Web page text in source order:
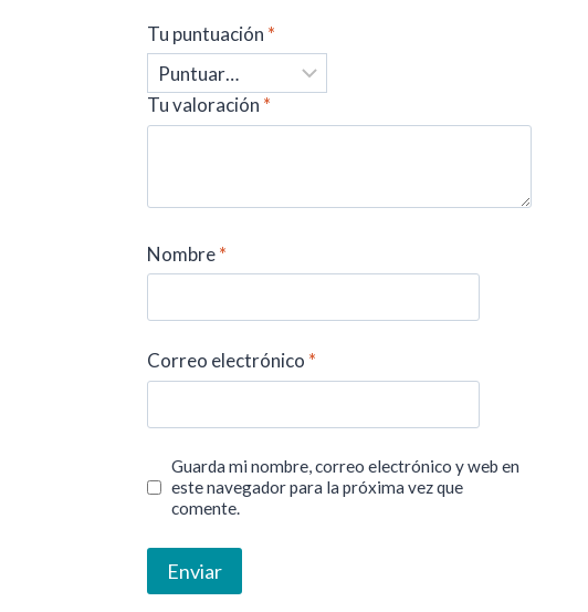
Tu puntuación *
Tu valoración *
Nombre*
Correo electrónico *
Guarda mi nombre, correo electrónico y web en
este navegador para la próxima vez que
comente.